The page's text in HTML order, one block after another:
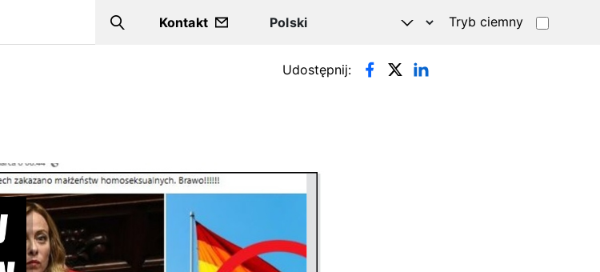
Szukaj
Kontakt Tryb ciemny
Udostępnij: